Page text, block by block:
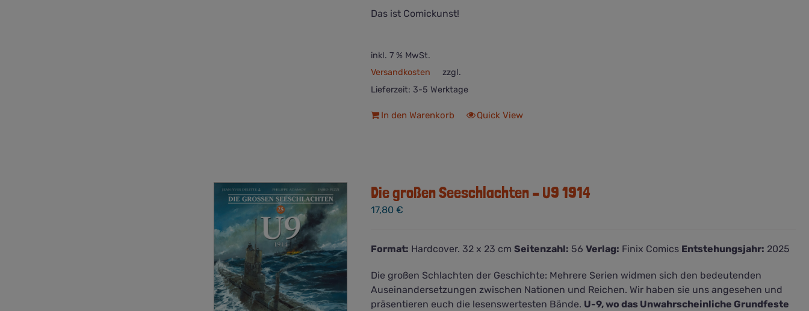
Das ist Comickunst!
inkl. 7 % MwSt.
zzgl.
Versandkosten
Lieferzeit: 3-5 Werktage
In den Warenkorb Quick View
Die großen Seeschlachten – U9 1914
17,80 €
Format: Hardcover. 32 x 23 cm Seitenzahl: 56 Verlag: Finix Comics Entstehungsjahr: 2025
Die großen Schlachten der Geschichte: Mehrere Serien widmen sich den bedeutenden
Auseinandersetzungen zwischen Nationen und Reichen. Wir haben sie uns angesehen und
präsentieren euch die lesenswertesten Bände. U-9, wo das Unwahrscheinliche Grundfeste